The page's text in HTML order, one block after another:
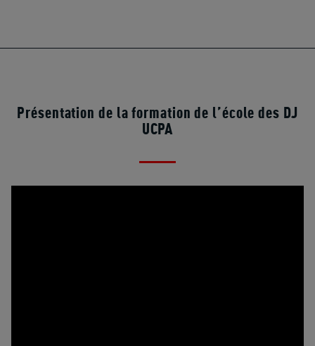
Présentation de la formation de l’école des DJ
UCPA